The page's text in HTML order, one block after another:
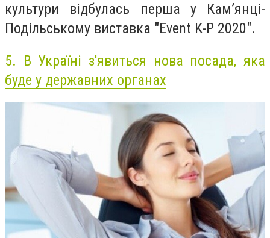
культури відбулась перша у Кам’янці-
Подільському виставка "Event K-P 2020".
5. В Україні з'явиться нова посада, яка
буде у державних органах